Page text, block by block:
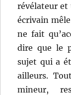
révélateur et
écrivain
ne fait
dire que le
sujet qui a
ailleurs.
mineur,